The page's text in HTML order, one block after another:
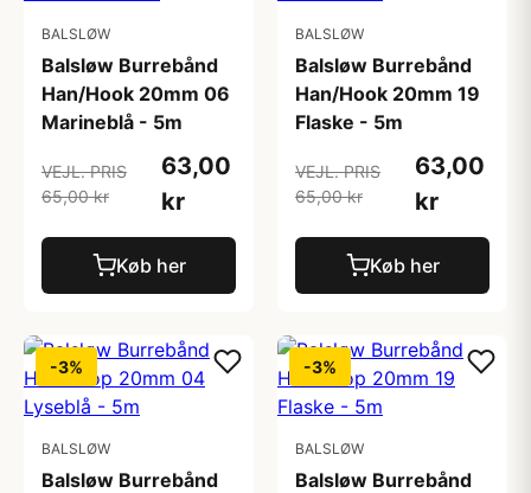
BALSLØW
Balsløw Burrebånd
Han/Hook 20mm 06
Marineblå - 5m
VEJL. PRIS
65,00 kr
63,00
kr
Køb her
BALSLØW
Balsløw Burrebånd
Han/Hook 20mm 19
Flaske - 5m
VEJL. PRIS
65,00 kr
63,00
kr
Køb her
-3%
BALSLØW
Balsløw Burrebånd
-3%
BALSLØW
Balsløw Burrebånd